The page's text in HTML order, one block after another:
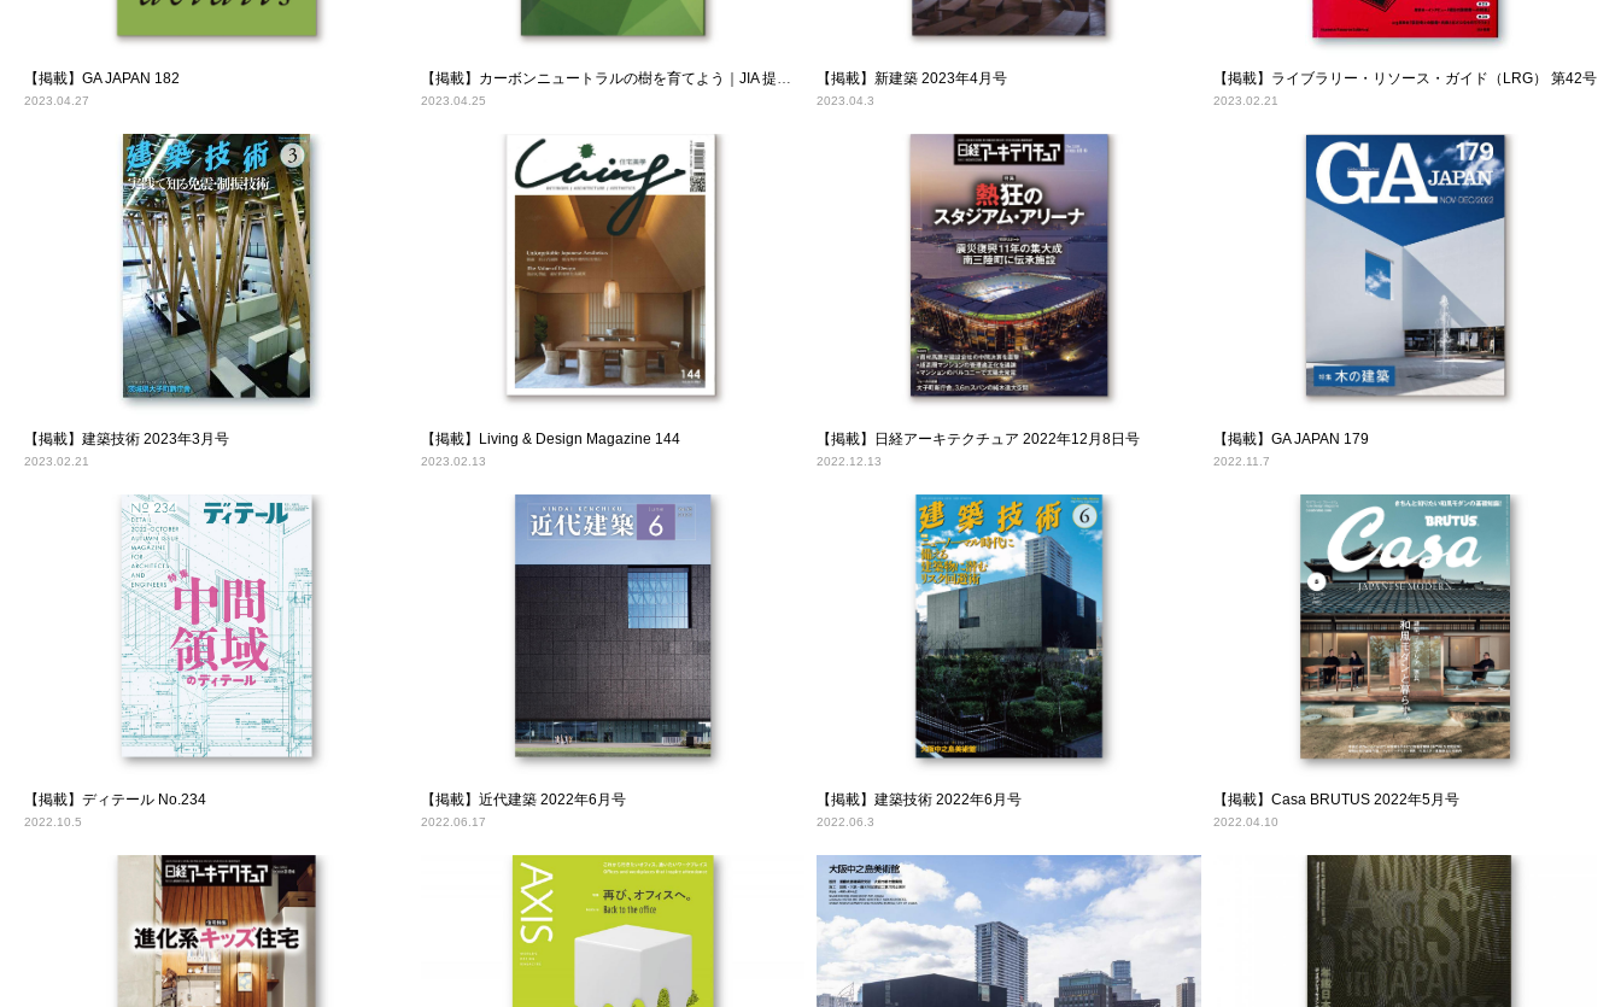
【掲載】GA JAPAN 182
2023.04.27
【掲載】カーボンニュートラルの樹を育てよう｜JIA 提言集 2023
2023.04.25
【掲載】新建築 2023年4月号
2023.04.3
【掲載】ライブラリー・リソース・ガイド（LRG） 第42号
2023.02.21
【掲載】建築技術 2023年3月号
2023.02.21
【掲載】Living & Design Magazine 144
2023.02.13
【掲載】日経アーキテクチュア 2022年12月8日号
2022.12.13
【掲載】GA JAPAN 179
2022.11.7
【掲載】ディテール No.234
2022.10.5
【掲載】近代建築 2022年6月号
2022.06.17
【掲載】建築技術 2022年6月号
2022.06.3
【掲載】Casa BRUTUS 2022年5月号
2022.04.10